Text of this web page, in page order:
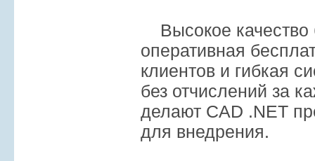
Высокое качество
оперативная
клиентов и гибкая
без отчислений за
делают CAD .NET
для внедрения.